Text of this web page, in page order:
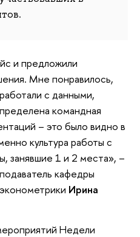
и предложили
Мне понравилось,
с данными,
командная
– это было видно в
культура работы с
занявшие 1 и 2 места», –
кафедры
Ирина
Недели